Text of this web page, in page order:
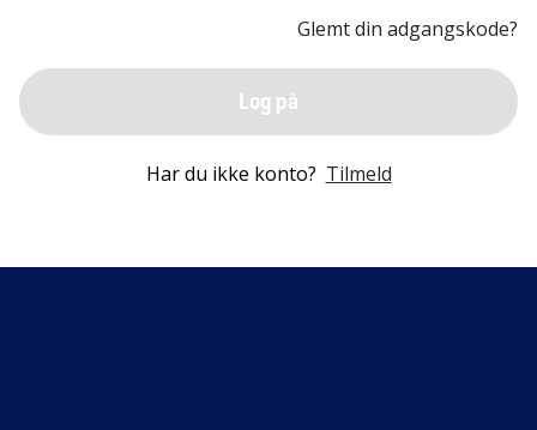
Glemt din adgangskode?
Log på
Har du ikke konto? Tilmeld